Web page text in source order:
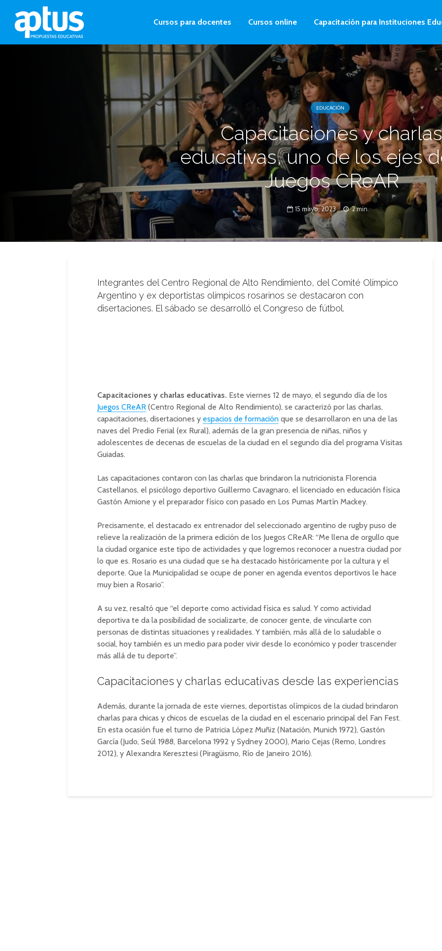
Cursos para docentes Cursos online Capacitación para Instituciones
EDUCACIÓN
Capacitaciones y charlas
educativas, uno de los ejes
Juegos CReAR
15 mayo, 2023 2 min.
Integrantes del Centro Regional de Alto Rendimiento, del Comité Olímpico
Argentino y ex deportistas olímpicos rosarinos se destacaron con
disertaciones. El sábado se desarrolló el Congreso de fútbol.
Capacitaciones y charlas educativas. Este viernes 12 de mayo, el segundo día de los
Juegos CReAR (Centro Regional de Alto Rendimiento), se caracterizó por las charlas,
capacitaciones, disertaciones y espacios de formación que se desarrollaron en una de las
naves del Predio Ferial (ex Rural), además de la gran presencia de niñas, niños y
adolescentes de decenas de escuelas de la ciudad en el segundo día del programa Visitas
Guiadas.
Las capacitaciones contaron con las charlas que brindaron la nutricionista Florencia
Castellanos, el psicólogo deportivo Guillermo Cavagnaro, el licenciado en educación física
Gastón Amione y el preparador físico con pasado en Los Pumas Martín Mackey.
Precisamente, el destacado ex entrenador del seleccionado argentino de rugby puso de
relieve la realización de la primera edición de los Juegos CReAR: “Me llena de orgullo que
la ciudad organice este tipo de actividades y que logremos reconocer a nuestra ciudad por
lo que es. Rosario es una ciudad que se ha destacado históricamente por la cultura y el
deporte. Que la Municipalidad se ocupe de poner en agenda eventos deportivos le hace
muy bien a Rosario”.
A su vez, resaltó que “el deporte como actividad física es salud. Y como actividad
deportiva te da la posibilidad de socializarte, de conocer gente, de vincularte con
personas de distintas situaciones y realidades. Y también, más allá de lo saludable o
social, hoy también es un medio para poder vivir desde lo económico y poder trascender
más allá de tu deporte”.
Capacitaciones y charlas educativas desde las experiencias
Además, durante la jornada de este viernes, deportistas olímpicos de la ciudad brindaron
charlas para chicas y chicos de escuelas de la ciudad en el escenario principal del Fan Fest.
En esta ocasión fue el turno de Patricia López Muñiz (Natación, Munich 1972), Gastón
García (Judo, Seúl 1988, Barcelona 1992 y Sydney 2000), Mario Cejas (Remo, Londres
2012), y Alexandra Keresztesi (Piragüismo, Río de Janeiro 2016).